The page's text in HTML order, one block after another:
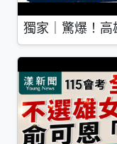
獨家｜驚爆！